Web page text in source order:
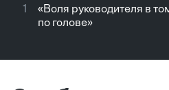
1
«Воля руководителя в
по голове»